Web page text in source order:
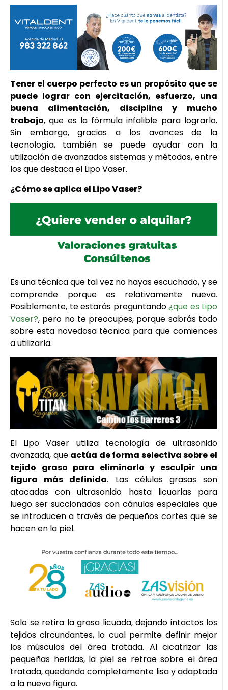
Tener el cuerpo perfecto es un propósito que se
puede lograr con ejercitación, esfuerzo, una
buena alimentación, disciplina y mucho
trabajo, que es la fórmula infalible para lograrlo.
Sin embargo, gracias a los avances de la
tecnología, también se puede ayudar con la
utilización de avanzados sistemas y métodos, entre
los que destaca el Lipo Vaser.
¿Cómo se aplica el Lipo Vaser?
Es una técnica que tal vez no hayas escuchado, y se
comprende porque es relativamente nueva.
Posiblemente, te estarás preguntando¿que es Lipo
Vaser?, pero no te preocupes, porque sabrás todo
sobre esta novedosa técnica para que comiences
a utilizarla.
El Lipo Vaser utiliza tecnología de ultrasonido
avanzada, que actúa de forma selectiva sobre el
tejido graso para eliminarlo y esculpir una
figura más definida. Las células grasas son
atacadas con ultrasonido hasta licuarlas para
luego ser succionadas con cánulas especiales que
se introducen a través de pequeños cortes que se
hacen en la piel.
Solo se retira la grasa licuada, dejando intactos los
tejidos circundantes, lo cual permite definir mejor
los músculos del área tratada. Al cicatrizar las
pequeñas heridas, la piel se retrae sobre el área
tratada, quedando completamente lisa y adaptada
a la nueva figura.